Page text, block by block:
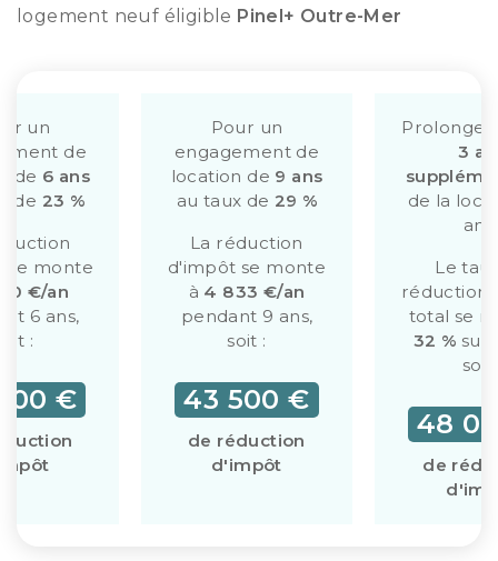
logement neuf éligible Pinel+ Outre-Mer
un
de
de 6 ans
de 23 %
se monte
€/an
6 ans,
:
€
Pour un
engagement de
location de 9 ans
au taux de 29 %
La réduction
d'impôt se monte
à 4 833 €/an
pendant 9 ans,
soit :
43 500 €
de réduction
d'impôt
3
de la
Le
réduction
total se
32 % sur
soit
48
de